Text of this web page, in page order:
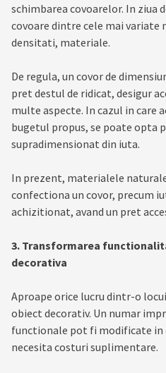
schimbarea covoarelor. In ziua
covoare dintre cele mai variate
densitati, materiale.
De regula, un covor de
pret destul de ridicat, desigur
multe aspecte. In cazul in care
bugetul propus, se poate opta
supradimensionat din iuta.
In prezent, materialele
confectiona un covor, precum
achizitionat, avand un pret
3. Transformarea
decorativa
Aproape orice lucru dintr-o
obiect decorativ. Un numar
functionale pot fi modificate in
necesita costuri suplimentare.